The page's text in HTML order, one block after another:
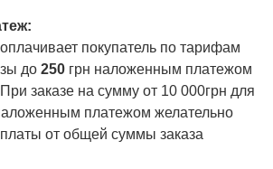
покупатель по тарифам
до 250 грн наложенным платежом
заказе на сумму от 10 000грн для
платежом желательно
от общей суммы заказа